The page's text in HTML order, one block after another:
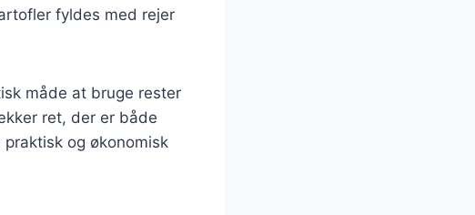
fyldes med rejer
måde at bruge rester
ret, der er både
og økonomisk